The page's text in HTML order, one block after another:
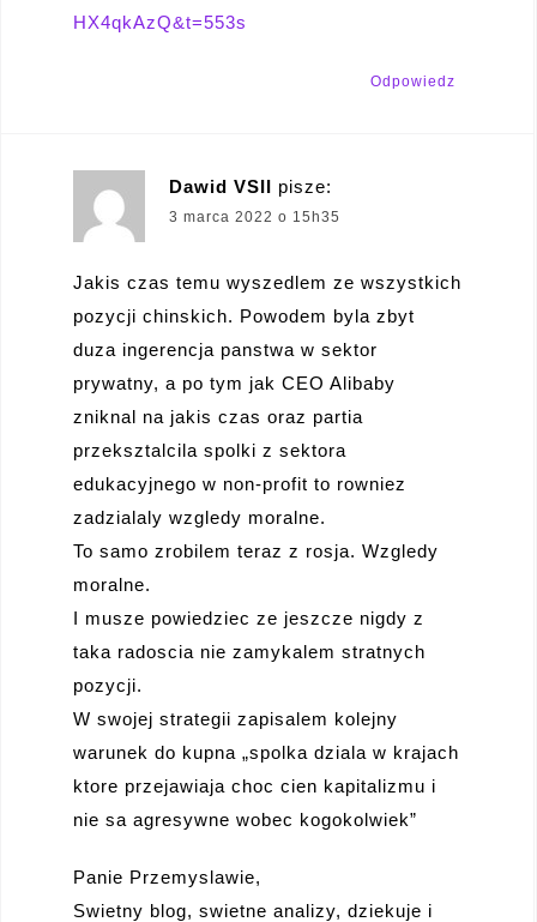
HX4qkAzQ&t=553s
Odpowiedz
Dawid VSII pisze:
3 marca 2022 o 15h35
Jakis czas temu wyszedlem ze wszystkich
pozycji chinskich. Powodem byla zbyt
duza ingerencja panstwa w sektor
prywatny, a po tym jak CEO Alibaby
zniknal na jakis czas oraz partia
przeksztalcila spolki z sektora
edukacyjnego w non-profit to rowniez
zadzialaly wzgledy moralne.
To samo zrobilem teraz z rosja. Wzgledy
moralne.
I musze powiedziec ze jeszcze nigdy z
taka radoscia nie zamykalem stratnych
pozycji.
W swojej strategii zapisalem kolejny
warunek do kupna „spolka dziala w krajach
ktore przejawiaja choc cien kapitalizmu i
nie sa agresywne wobec kogokolwiek”
Panie Przemyslawie,
Swietny blog, swietne analizy, dziekuje i